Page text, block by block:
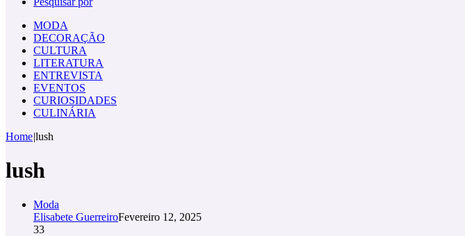
MODA
DECORAÇÃO
CULTURA
LITERATURA
ENTREVISTA
EVENTOS
CURIOSIDADES
CULINÁRIA
Home|lush
lush
Moda
Elisabete GuerreiroFevereiro 12, 2025
33